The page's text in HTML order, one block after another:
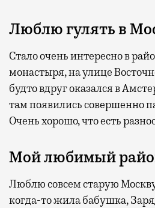
Люблю гулять в
Стало очень интересно в
монастыря, на улице
будто вдруг оказался в
там появились совершенно
Очень хорошо, что есть
Мой любимый
Люблю совсем старую
когда-то жила бабушка,